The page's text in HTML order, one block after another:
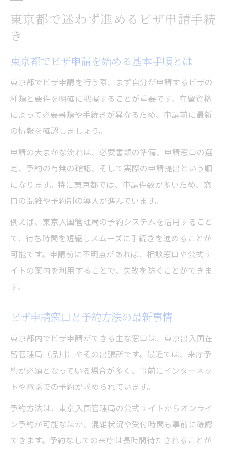
ビザ申請に必要な書類一覧と準備の流れ
申請書作成時に注意したいポイント紹介
ビザ申請で求められる証明書の具体例解説
東京都で必要となる追加書類を把握する
ビザ申請を自力で行う際の注意点
自力でのビザ申請が可能か判断する方法
ビザ申請を自分で進める際の失敗例と対策
自力申請で見落としやすいポイント解説
行政書士への依頼と自力申請の違いを比較
自分でビザ申請する場合の時間配分のコツ
東京入国管理局利用時のポイント解説
東京入国管理局でのビザ申請受付の流れ
品川庁舎へのアクセスと来庁時の注意点
東京入国管理局の問い合わせ方法と活用法
相談窓口や問い合わせ先を有効活用する方法
ビザ申請の疑問を相談窓口で解決するコツ
東京都のビザ申請相談先と相談時の流れ
問い合わせ前に準備すべき情報とポイント
電話やオンライン相談の活用方法を解説
専門家との連携でビザ申請を円滑に進める
申請を成功へ導くための失敗回避術
東京都で迷わず進めるビザ申請手続
き
東京都でビザ申請を始める基本手順とは
東京都でビザ申請を行う際、まず自分が申請するビザの
種類と要件を明確に把握することが重要です。在留資格
によって必要書類や手続きが異なるため、申請前に最新
の情報を確認しましょう。
申請の大まかな流れは、必要書類の準備、申請窓口の選
定、予約の有無の確認、そして実際の申請提出という順
になります。特に東京都では、申請件数が多いため、窓
口の混雑や予約制の導入が進んでいます。
例えば、東京入国管理局の予約システムを活用すること
で、待ち時間を短縮しスムーズに手続きを進めることが
可能です。申請前に不明点があれば、相談窓口や公式サ
イトの案内を利用することで、失敗を防ぐことができま
す。
ビザ申請窓口と予約方法の最新事情
東京都内でビザ申請ができる主な窓口は、東京出入国在
留管理局（品川）やその出張所です。最近では、来庁予
約が必須となっている場合が多く、事前にインターネッ
トや電話での予約が求められています。
予約方法は、東京入国管理局の公式サイトからオンライ
ン予約が可能なほか、混雑状況や受付時間も事前に確認
できます。予約なしでの来庁は長時間待たされることが